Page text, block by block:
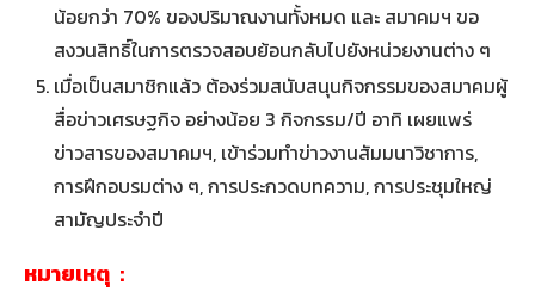
น้อยกว่า 70% ของปริมาณงานทั้งหมด และ สมาคมฯ ขอ
สงวนสิทธิ์ในการตรวจสอบย้อนกลับไปยังหน่วยงานต่าง ๆ
เมื่อเป็นสมาชิกแล้ว ต้องร่วมสนับสนุนกิจกรรมของสมาคมผู้
สื่อข่าวเศรษฐกิจ อย่างน้อย 3 กิจกรรม/ปี อาทิ เผยแพร่
ข่าวสารของสมาคมฯ, เข้าร่วมทำข่าวงานสัมมนาวิชาการ,
การฝึกอบรมต่าง ๆ, การประกวดบทความ, การประชุมใหญ่
สามัญประจำปี
หมายเหตุ :